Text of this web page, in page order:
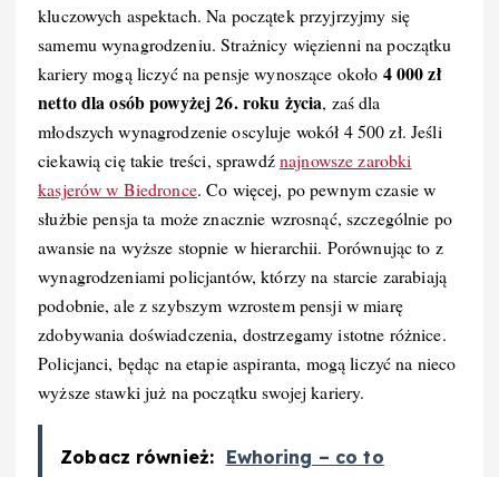
kluczowych aspektach. Na początek przyjrzyjmy się
samemu wynagrodzeniu. Strażnicy więzienni na początku
kariery mogą liczyć na pensje wynoszące około 4 000 zł
netto dla osób powyżej 26. roku życia, zaś dla
młodszych wynagrodzenie oscyluje wokół 4 500 zł. Jeśli
ciekawią cię takie treści, sprawdźnajnowsze zarobki
kasjerów w Biedronce. Co więcej, po pewnym czasie w
służbie pensja ta może znacznie wzrosnąć, szczególnie po
awansie na wyższe stopnie w hierarchii. Porównując to z
wynagrodzeniami policjantów, którzy na starcie zarabiają
podobnie, ale z szybszym wzrostem pensji w miarę
zdobywania doświadczenia, dostrzegamy istotne różnice.
Policjanci, będąc na etapie aspiranta, mogą liczyć na nieco
wyższe stawki już na początku swojej kariery.
Zobacz również: Ewhoring – co to